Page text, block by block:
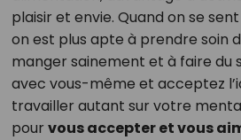
plaisir et envie. Quand on se
on est plus apte à prendre soin
manger sainement et à faire du
avec vous-même et acceptez
travailler autant sur votre
pour vous accepter et vous